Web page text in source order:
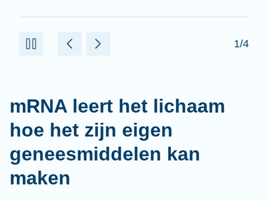
2/4
mRNA leert het lichaam
hoe het zijn eigen
geneesmiddelen kan
maken